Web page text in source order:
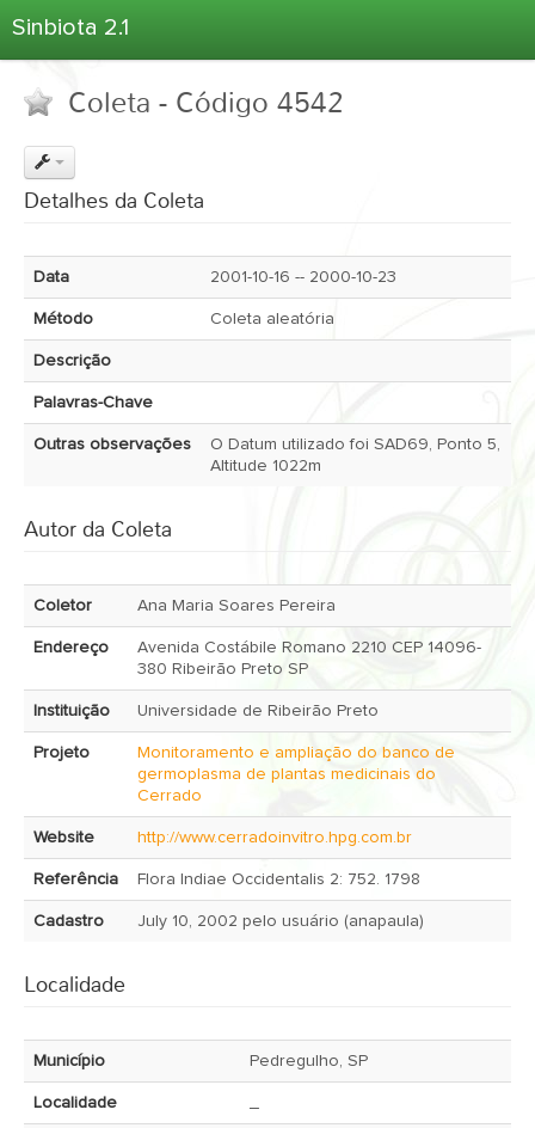
Sinbiota 2.1
Informações Ambientais
Coletas
Atlas 2.1
Estatísticas
Sobre o Sinbiota
Login
Coleta - Código 4542
Detalhes da Coleta
Data 2001-10-16 -- 2000-10-23
Método Coleta aleatória
Descrição
Palavras-Chave
Outras observações
O Datum utilizado foi SAD69, Ponto 5,
Altitude 1022m
Autor da Coleta
Coletor Ana Maria Soares Pereira
Endereço
Avenida Costábile Romano 2210 CEP 14096-
380 Ribeirão Preto SP
Instituição Universidade de Ribeirão Preto
Projeto
Monitoramento e ampliação do banco de
germoplasma de plantas medicinais do
Cerrado
Website http://www.cerradoinvitro.hpg.com.br
Referência Flora Indiae Occidentalis 2: 752. 1798
Cadastro July 10, 2002 pelo usuário (anapaula)
Localidade
Município Pedregulho, SP
Localidade